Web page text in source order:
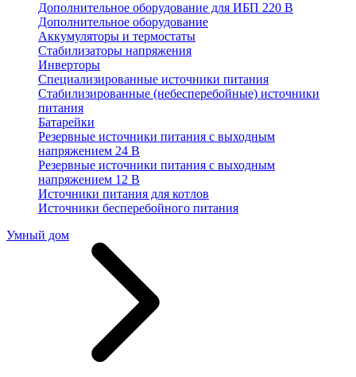
Дополнительное оборудование для ИБП 220 В
Дополнительное оборудование
Аккумуляторы и термостаты
Стабилизаторы напряжения
Инверторы
Специализированные источники питания
Стабилизированные (небесперебойные) источники
питания
Батарейки
Резервные источники питания с выходным
напряжением 24 В
Резервные источники питания с выходным
напряжением 12 В
Источники питания для котлов
Источники бесперебойного питания
Умный дом